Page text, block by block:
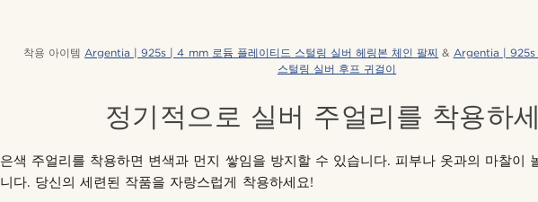
착용 아이템 Argentia | 925s | 4 mm 로듐 플레이티드 스털링 실버 헤링본 체인 팔찌 & Argentia | 925s
스털링 실버 후프 귀걸이
정기적으로 실버 주얼리를 착용하
은색 주얼리를 착용하면 변색과 먼지 쌓임을 방지할 수 있습니다. 피부나 옷과의 마찰이
니다. 당신의 세련된 작품을 자랑스럽게 착용하세요!